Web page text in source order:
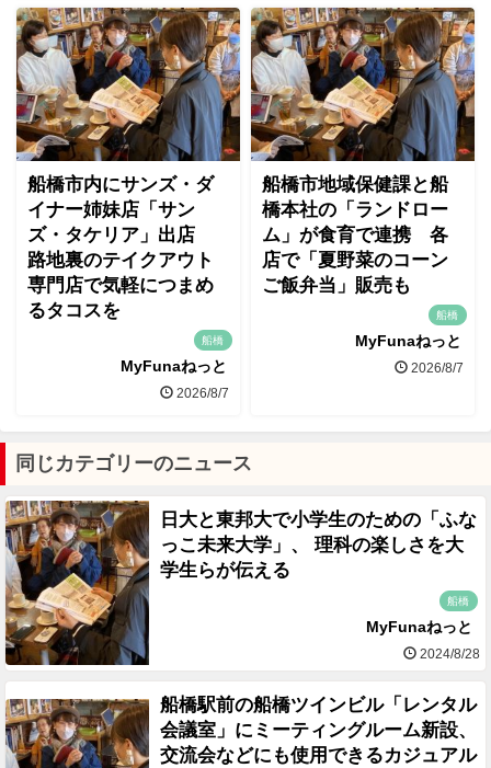
船橋市内にサンズ・ダ
イナー姉妹店「サン
ズ・タケリア」出店
路地裏のテイクアウト
専門店で気軽につまめ
るタコスを
船橋
MyFunaねっと
2026/8/7
船橋市地域保健課と船
橋本社の「ランドロー
ム」が食育で連携 各
店で「夏野菜のコーン
ご飯弁当」販売も
船橋
MyFunaねっと
2026/8/7
同じカテゴリーのニュース
日大と東邦大で小学生のための「ふな
っこ未来大学」、 理科の楽しさを大
学生らが伝える
船橋
MyFunaねっと
2024/8/28
船橋駅前の船橋ツインビル「レンタル
会議室」にミーティングルーム新設、
交流会などにも使用できるカジュアル